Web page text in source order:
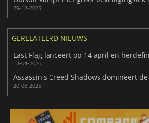
29-12-2025
GERELATEERD NIEUWS
13-04-2026
20-08-2025